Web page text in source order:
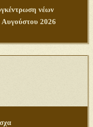
νέων
Αυγούστου 2026